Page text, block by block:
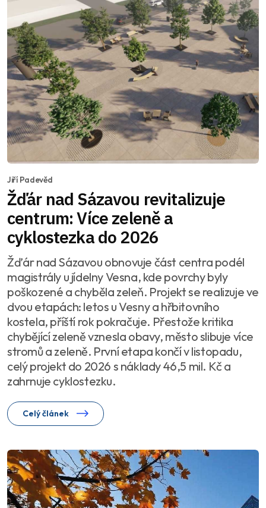
Jiří Padevěd
Žďár nad Sázavou revitalizuje
centrum: Více zeleně a
cyklostezka do 2026
Žďár nad Sázavou obnovuje část centra podél
magistrály u jídelny Vesna, kde povrchy byly
poškozené a chyběla zeleň. Projekt se realizuje ve
dvou etapách: letos u Vesny a hřbitovního
kostela, příští rok pokračuje. Přestože kritika
chybějící zeleně vznesla obavy, město slibuje více
stromů a zeleně. První etapa končí v listopadu,
celý projekt do 2026 s náklady 46,5 mil. Kč a
zahrnuje cyklostezku.
Celý článek